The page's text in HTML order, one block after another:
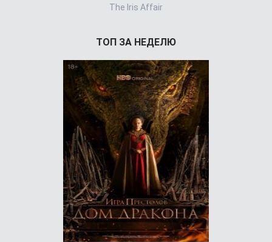
The Iris Affair
ТОП ЗА НЕДЕЛЮ